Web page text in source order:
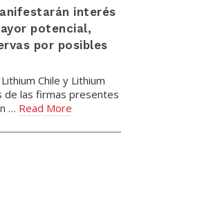
interés
potencial,
por posibles
Chile y Lithium
de las firmas presentes
… Read More